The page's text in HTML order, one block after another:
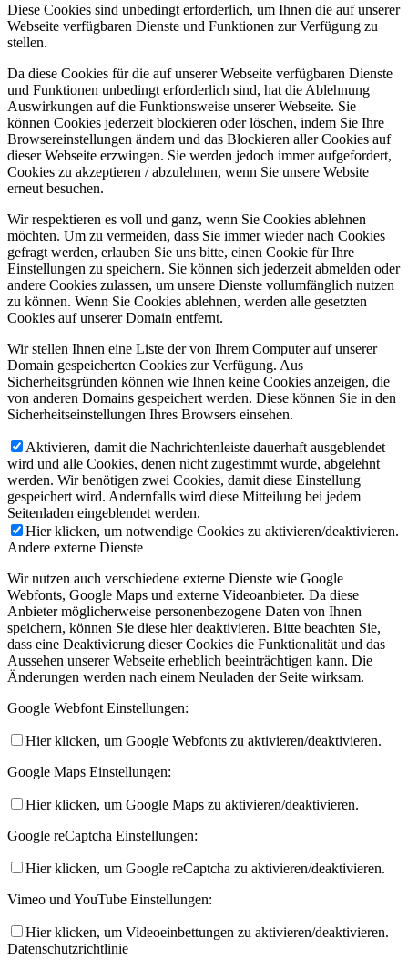
Diese Cookies sind unbedingt erforderlich, um Ihnen die auf unserer
Webseite verfügbaren Dienste und Funktionen zur Verfügung zu
stellen.
Da diese Cookies für die auf unserer Webseite verfügbaren Dienste
und Funktionen unbedingt erforderlich sind, hat die Ablehnung
Auswirkungen auf die Funktionsweise unserer Webseite. Sie
können Cookies jederzeit blockieren oder löschen, indem Sie Ihre
Browsereinstellungen ändern und das Blockieren aller Cookies auf
dieser Webseite erzwingen. Sie werden jedoch immer aufgefordert,
Cookies zu akzeptieren / abzulehnen, wenn Sie unsere Website
erneut besuchen.
Wir respektieren es voll und ganz, wenn Sie Cookies ablehnen
möchten. Um zu vermeiden, dass Sie immer wieder nach Cookies
gefragt werden, erlauben Sie uns bitte, einen Cookie für Ihre
Einstellungen zu speichern. Sie können sich jederzeit abmelden oder
andere Cookies zulassen, um unsere Dienste vollumfänglich nutzen
zu können. Wenn Sie Cookies ablehnen, werden alle gesetzten
Cookies auf unserer Domain entfernt.
Wir stellen Ihnen eine Liste der von Ihrem Computer auf unserer
Domain gespeicherten Cookies zur Verfügung. Aus
Sicherheitsgründen können wie Ihnen keine Cookies anzeigen, die
von anderen Domains gespeichert werden. Diese können Sie in den
Sicherheitseinstellungen Ihres Browsers einsehen.
Aktivieren, damit die Nachrichtenleiste dauerhaft ausgeblendet
wird und alle Cookies, denen nicht zugestimmt wurde, abgelehnt
werden. Wir benötigen zwei Cookies, damit diese Einstellung
gespeichert wird. Andernfalls wird diese Mitteilung bei jedem
Seitenladen eingeblendet werden.
Hier klicken, um notwendige Cookies zu aktivieren/deaktivieren.
Andere externe Dienste
Wir nutzen auch verschiedene externe Dienste wie Google
Webfonts, Google Maps und externe Videoanbieter. Da diese
Anbieter möglicherweise personenbezogene Daten von Ihnen
speichern, können Sie diese hier deaktivieren. Bitte beachten Sie,
dass eine Deaktivierung dieser Cookies die Funktionalität und das
Aussehen unserer Webseite erheblich beeinträchtigen kann. Die
Änderungen werden nach einem Neuladen der Seite wirksam.
Google Webfont Einstellungen:
Hier klicken, um Google Webfonts zu aktivieren/deaktivieren.
Google Maps Einstellungen:
Hier klicken, um Google Maps zu aktivieren/deaktivieren.
Google reCaptcha Einstellungen:
Hier klicken, um Google reCaptcha zu aktivieren/deaktivieren.
Vimeo und YouTube Einstellungen:
Hier klicken, um Videoeinbettungen zu aktivieren/deaktivieren.
Datenschutzrichtlinie